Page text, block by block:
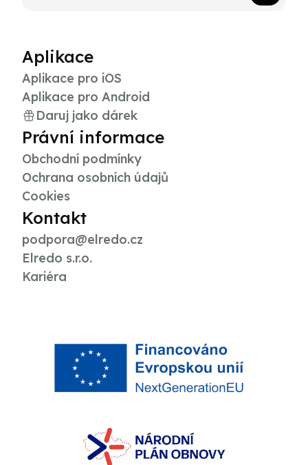
Aplikace
Aplikace pro iOS
Aplikace pro Android
Daruj jako dárek
Právní informace
Obchodní podmínky
Ochrana osobních údajů
Cookies
Kontakt
podpora@elredo.cz
Elredo s.r.o.
Kariéra